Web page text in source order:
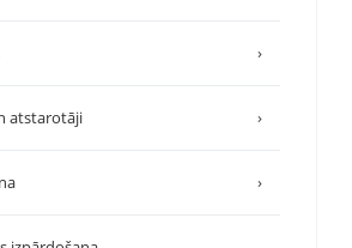
›
atstarotāji ›
›